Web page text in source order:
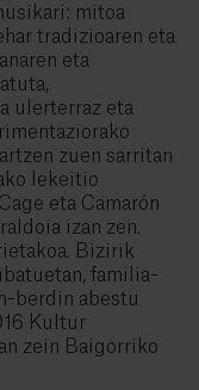
mitoa
tradizioaren eta
eta
ulerterraz eta
zuen sarritan
lekeitio
eta Camarón
izan zen.
Bizirik
familia-
berdin abestu
Kultur
zein Baigorriko